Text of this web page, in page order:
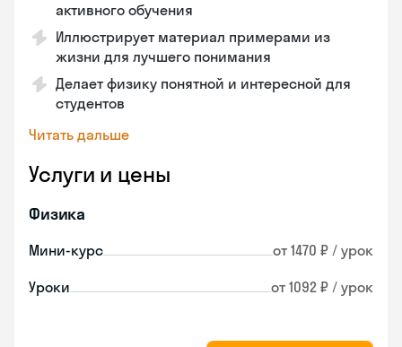
активного обучения
Иллюстрирует материал примерами из
жизни для лучшего понимания
Делает физику понятной и интересной для
студентов
Читать дальше
Услуги и цены
Физика
Мини-курс от 1470 ₽ / урок
Уроки от 1092 ₽ / урок